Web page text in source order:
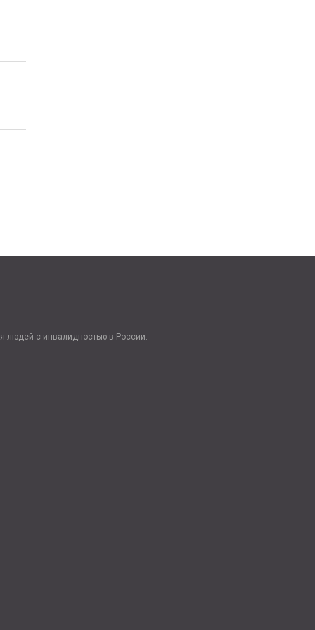
людей с инвалидностью в России.